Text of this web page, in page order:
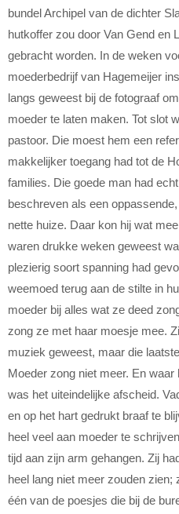
bundel Archipel van de dichter
hutkoffer zou door Van Gend en
gebracht worden. In de weken
moederbedrijf van Hagemeijer
langs geweest bij de fotograaf
moeder te laten maken. Tot slot
pastoor. Die moest hem een
makkelijker toegang had tot de
families. Die goede man had
beschreven als een
nette huize. Daar kon hij wat
waren drukke weken geweest
plezierig soort spanning had
weemoed terug aan de stilte in
moeder bij alles wat ze deed
zong ze met haar moesje mee.
muziek geweest, maar die
Moeder zong niet meer. En
was het uiteindelijke afscheid.
en op het hart gedrukt braaf te
heel veel aan moeder te
tijd aan zijn arm gehangen. Zij
heel lang niet meer zouden
één van de poesjes die bij de